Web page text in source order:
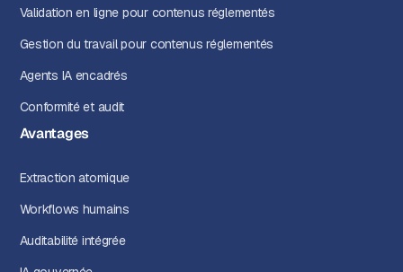
Validation en ligne pour contenus réglementés
Gestion du travail pour contenus réglementés
Agents IA encadrés
Conformité et audit
Avantages
Extraction atomique
Workflows humains
Auditabilité intégrée